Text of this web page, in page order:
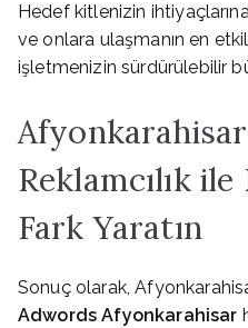
Hedef kitlenizin
ve onlara ulaşmanın en
işletmenizin sürdürülebilir
Reklamcılık
Fark Yaratın
Sonuç olarak,
Adwords Afyonkarahisar